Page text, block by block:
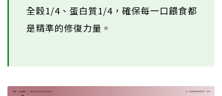
全穀1/4、蛋白質1/4，確保每一口餵食都
是精準的修復力量。